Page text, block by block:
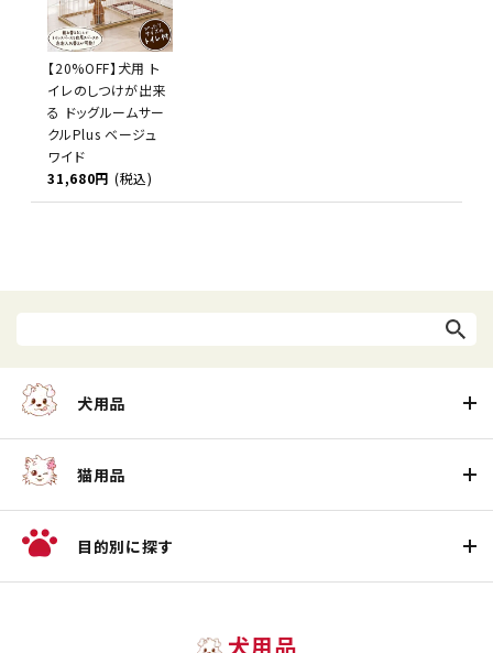
【20%OFF】犬用 ト
イレのしつけが出来
る ドッグルームサー
クルPlus ベージュ
ワイド
31,680円 (税込)
犬用品
猫用品
目的別に探す
犬用品